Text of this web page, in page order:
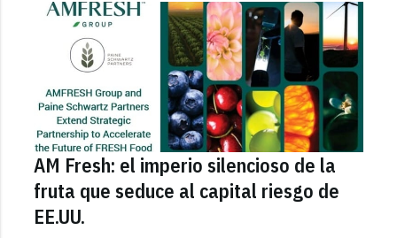
AM Fresh: el imperio silencioso de la
fruta que seduce al capital riesgo de
EE.UU.